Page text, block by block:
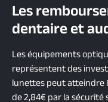
Les
dentaire et
Les équipements
représentent des
lunettes peut atteindre
de 2,84€ par la